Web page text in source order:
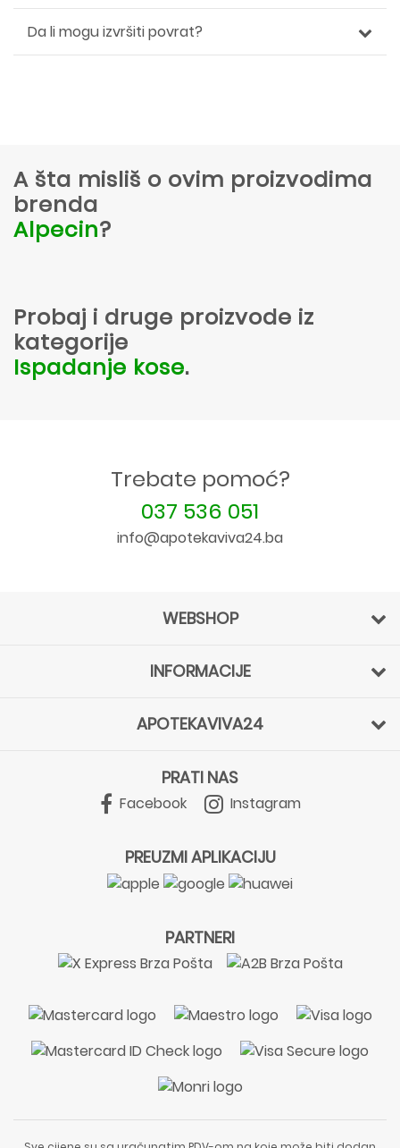
Da li mogu izvršiti povrat?
A šta misliš o ovim proizvodima
brenda
Alpecin?
Probaj i druge proizvode iz
kategorije
Ispadanje kose.
Trebate pomoć?
037 536 051
info@apotekaviva24.ba
WEBSHOP
INFORMACIJE
APOTEKAVIVA24
PRATI NAS
Facebook Instagram
PREUZMI APLIKACIJU
PARTNERI